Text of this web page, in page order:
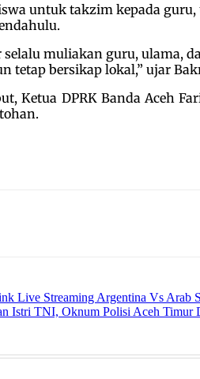
untuk takzim kepada
muliakan guru, ulama,
tetap bersikap lokal,” ujar
Ketua DPRK Banda Aceh
Live Streaming Argentina Vs Arab
Istri TNI, Oknum Polisi Aceh Timur